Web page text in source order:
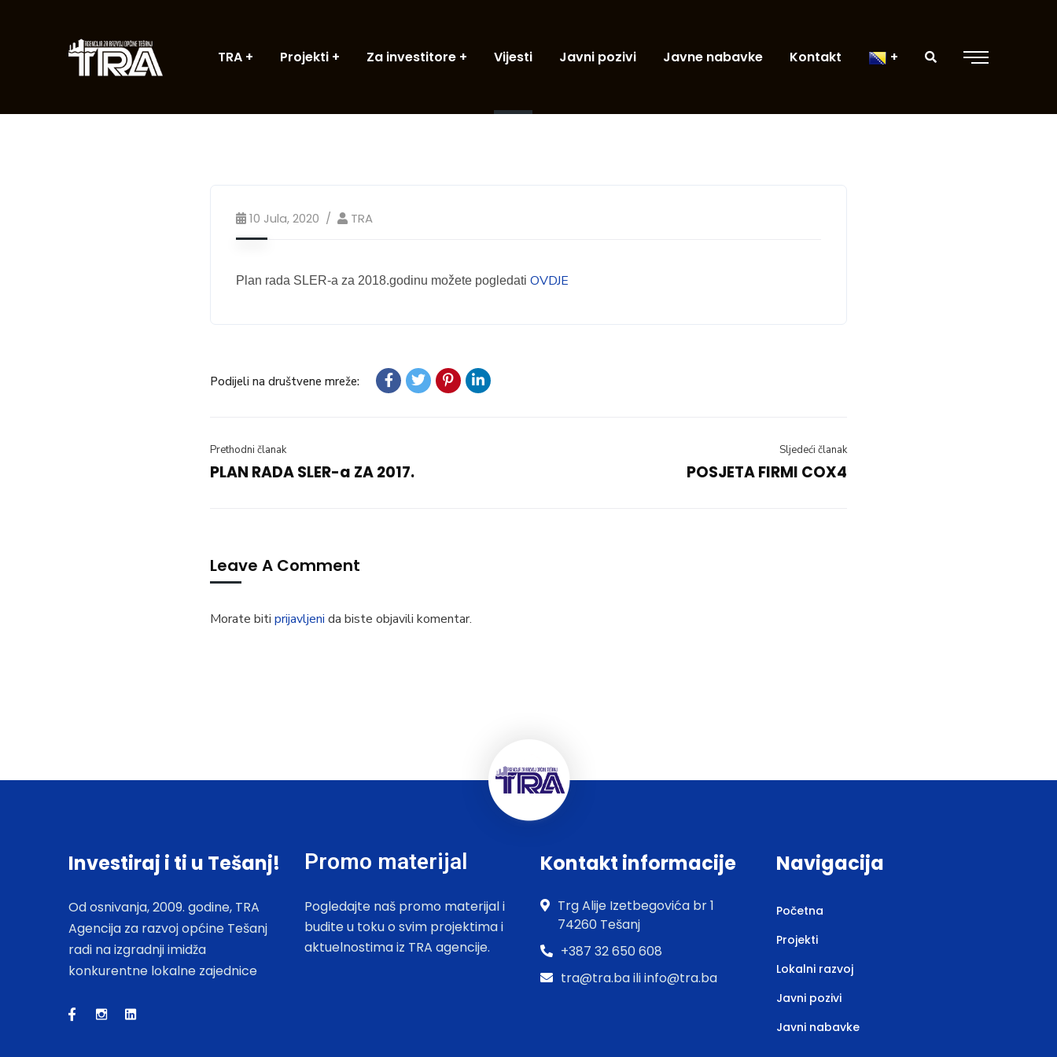
TRA Projekti Za investitore Vijesti Javni pozivi Javne nabavke Kontakt
10 Jula, 2020 TRA
Plan rada SLER-a za 2018.godinu možete pogledati OVDJE
Podijeli na društvene mreže:
Prethodni članak
PLAN RADA SLER-a ZA 2017.
Sljedeći članak
POSJETA FIRMI COX4
Leave A Comment
Morate biti prijavljeni da biste objavili komentar.
Investiraj i ti u Tešanj!
Od osnivanja, 2009. godine, TRA
Agencija za razvoj općine Tešanj
radi na izgradnji imidža
konkurentne lokalne zajednice
Promo materijal
Pogledajte naš promo materijal i
budite u toku o svim projektima i
aktuelnostima iz TRA agencije.
Kontakt informacije
Trg Alije Izetbegovića br 1
74260 Tešanj
+387 32 650 608
tra@tra.ba ili info@tra.ba
Navigacija
Početna
Projekti
Lokalni razvoj
Javni pozivi
Javni nabavke